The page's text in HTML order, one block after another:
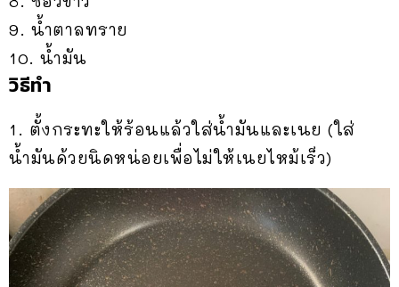
9. น้ำตาลทราย
10. น้ำมัน
วิธีทำ
1. ตั้งกระทะให้ร้อนแล้วใส่น้ำมันและเนย (ใส่
น้ำมันด้วยนิดหน่อยเพื่อไม่ให้เนยไหม้เร็ว)